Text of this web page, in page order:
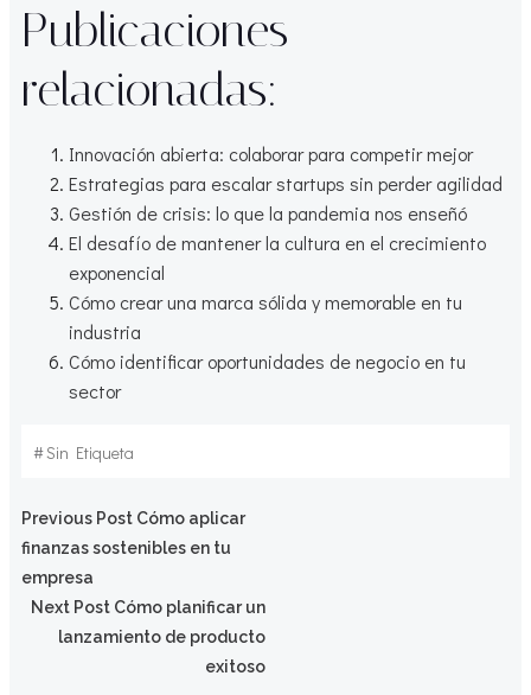
Publicaciones
relacionadas:
Innovación abierta: colaborar para competir mejor
Estrategias para escalar startups sin perder agilidad
Gestión de crisis: lo que la pandemia nos enseñó
El desafío de mantener la cultura en el crecimiento
exponencial
Cómo crear una marca sólida y memorable en tu
industria
Cómo identificar oportunidades de negocio en tu
sector
#Sin Etiqueta
Navegación
por
las
Previous Post Cómo aplicar
finanzas sostenibles en tu
empresa
Navegación
Next Post Cómo planificar un
lanzamiento de producto
exitoso